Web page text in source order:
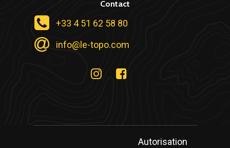
Contact
+33 4 51 62 58 80
info@le-topo.com
Autorisation